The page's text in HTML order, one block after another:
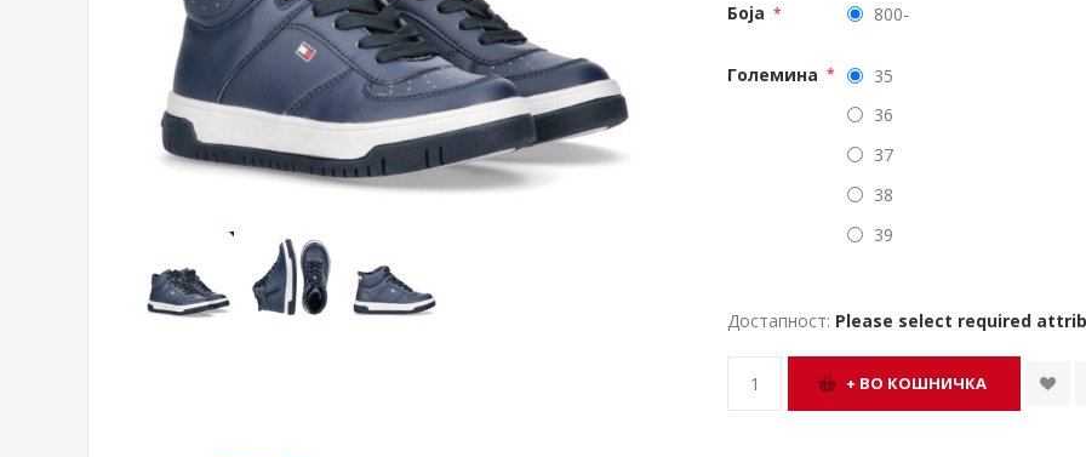
Боја * 800-
Големина *
35
36
37
38
39
Достапност: Please select required